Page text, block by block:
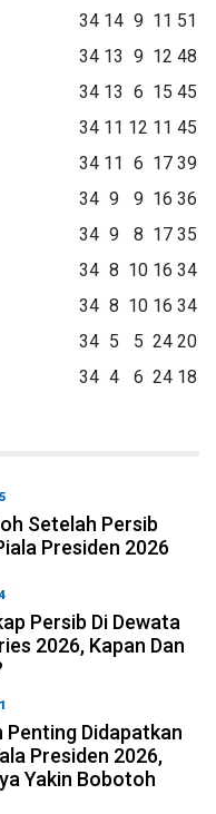
34 14 9 11 51
34 13 9 12 48
34 13 6 15 45
34 11 12 11 45
34 11 6 17 39
34 9 9 16 36
34 9 8 17 35
34 8 10 16 34
34 8 10 16 34
34 5 5 24 20
34 4 6 24 18
Setelah Persib
Presiden 2026
Persib Di Dewata
2026, Kapan Dan
Penting Didapatkan
Presiden 2026,
Yakin Bobotoh